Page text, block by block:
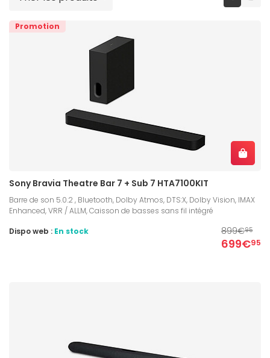
Promotion
Sony Bravia Theatre Bar 7 + Sub 7 HTA7100KIT
Barre de son 5.0.2 , Bluetooth, Dolby Atmos, DTS:X, Dolby Vision, IMAX
Enhanced, VRR / ALLM, Caisson de basses sans fil intégré
899€95
699€95
Dispo web : En stock